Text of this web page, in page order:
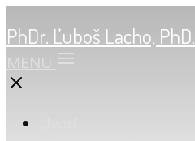
PhDr. Ľuboš Lacho, PhD.
MENU